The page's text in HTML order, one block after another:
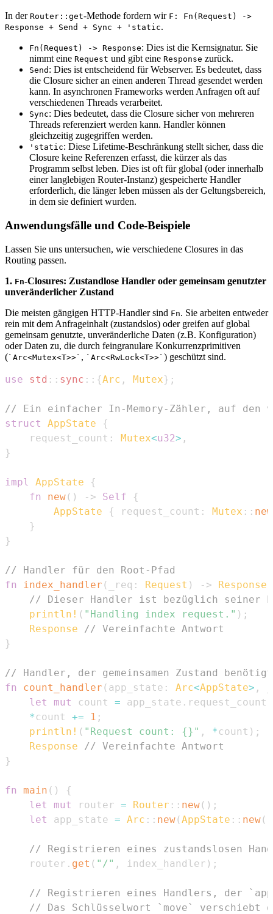
In der Router::get-Methode fordern wir F: Fn(Request) ->
Response + Send + Sync + 'static.
Fn(Request) -> Response: Dies ist die Kernsignatur. Sie
nimmt eine Request und gibt eine Response zurück.
Send : Dies ist entscheidend für Webserver. Es bedeutet, dass
die Closure sicher an einen anderen Thread gesendet werden
kann. In asynchronen Frameworks werden Anfragen oft auf
verschiedenen Threads verarbeitet.
Sync: Dies bedeutet, dass die Closure sicher von mehreren
Threads referenziert werden kann. Handler können
gleichzeitig zugegriffen werden.
'static: Diese Lifetime-Beschränkung stellt sicher, dass die
Closure keine Referenzen erfasst, die kürzer als das
Programm selbst leben. Dies ist oft für global (oder innerhalb
einer langlebigen Router-Instanz) gespeicherte Handler
erforderlich, die länger leben müssen als der Geltungsbereich,
in dem sie definiert wurden.
Anwendungsfälle und Code-Beispiele
Lassen Sie uns untersuchen, wie verschiedene Closures in das
Routing passen.
1. Fn-Closures: Zustandlose Handler oder gemeinsam genutzter
unveränderlicher Zustand
Die meisten gängigen HTTP-Handler sind Fn. Sie arbeiten entweder
rein mit dem Anfrageinhalt (zustandslos) oder greifen auf global
gemeinsam genutzte, unveränderliche Daten (z.B. Konfiguration)
oder Daten zu, die durch feingranulare Konkurrenzprimitiven
(`Arc<Mutex<T>>` , `Arc<RwLock<T>>` ) geschützt sind.
use std :: sync :: {Arc , Mutex} ;
// Ein einfacher In-Memory-Zähler, auf den
struct
AppState
{
    request_count
: Mutex<u32> ,
}
impl AppState
{
fn
new( ) -> Self
{
AppState
{ request_count : Mutex :: new
}
}
// Handler für den Root-Pfad
fn
index_handler ( _req : Request ) ->
Response
// Dieser Handler ist bezüglich seiner
println! ( "Handling index request." ) ;
Response
// Vereinfachte Antwort
}
// Handler, der gemeinsamen Zustand benötigt
fn
count_handler ( app_state : Arc<AppState> ,
let
mut count = app_state . request_count
* count += 1 ;
println! ( "Request count: {}" , * count ) ;
Response
// Vereinfachte Antwort
}
fn main ( )
{
let
mut router = Router :: new( ) ;
let
app_state = Arc :: new(AppState :: new(
// Registrieren eines zustandslosen
    router
. get ( "/" , index_handler ) ;
// Registrieren eines Handlers, der
// Das Schlüsselwort `move`